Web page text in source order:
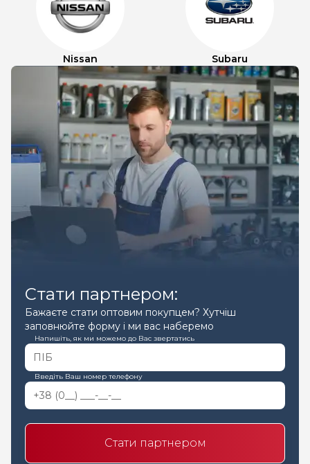
Nissan Subaru
Стати партнером:
Бажаєте стати оптовим покупцем? Хутчіш
заповнюйте форму і ми вас наберемо
Напишіть, як ми можемо до Вас звертатись
Введіть Ваш номер телефону
Стати партнером